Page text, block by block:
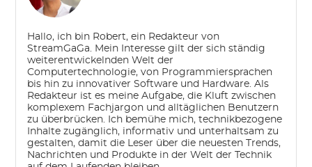
Hallo, ich bin Robert, ein Redakteur von
StreamGaGa. Mein Interesse gilt der sich ständig
weiterentwickelnden Welt der
Computertechnologie, von Programmiersprachen
bis hin zu innovativer Software und Hardware. Als
Redakteur ist es meine Aufgabe, die Kluft zwischen
komplexem Fachjargon und alltäglichen Benutzern
zu überbrücken. Ich bemühe mich, technikbezogene
Inhalte zugänglich, informativ und unterhaltsam zu
gestalten, damit die Leser über die neuesten Trends,
Nachrichten und Produkte in der Welt der Technik